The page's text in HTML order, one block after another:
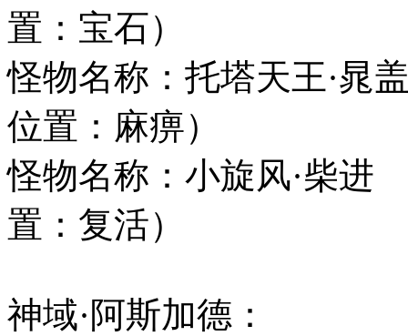
置：宝石）
怪物名称：托塔
位置：麻痹）
怪物名称：小旋
置：复活）
神域·阿斯加德：